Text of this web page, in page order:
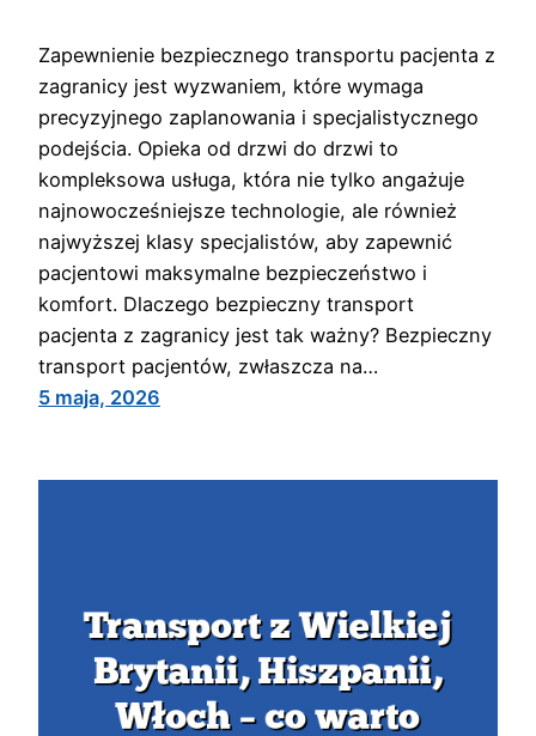
Zapewnienie bezpiecznego transportu pacjenta z
zagranicy jest wyzwaniem, które wymaga
precyzyjnego zaplanowania i specjalistycznego
podejścia. Opieka od drzwi do drzwi to
kompleksowa usługa, która nie tylko angażuje
najnowocześniejsze technologie, ale również
najwyższej klasy specjalistów, aby zapewnić
pacjentowi maksymalne bezpieczeństwo i
komfort. Dlaczego bezpieczny transport
pacjenta z zagranicy jest tak ważny? Bezpieczny
transport pacjentów, zwłaszcza na…
5 maja, 2026